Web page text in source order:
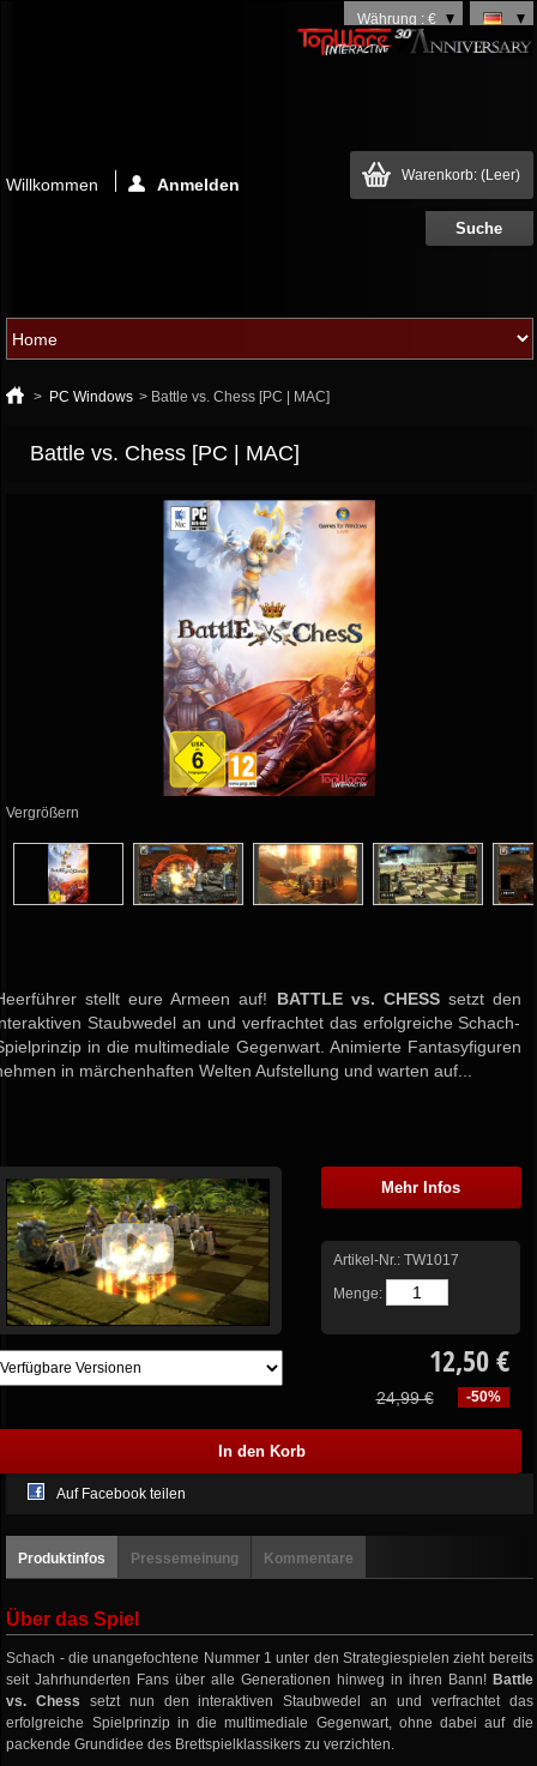
Währung : €
Warenkorb: (Leer)
Willkommen Anmelden
> PC Windows > Battle vs. Chess [PC | MAC]
Battle vs. Chess [PC | MAC]
Vergrößern
stellt eure Armeen auf! BATTLE vs. CHESSsetzt den
Staubwedel an und verfrachtet das erfolgreiche Schach-
in die multimediale Gegenwart. Animierte Fantasyfiguren
in märchenhaften Welten Aufstellung und warten auf...
Mehr Infos
Artikel-Nr.: TW1017
Menge:
12,50 €
-50%
24,99 €
Auf Facebook teilen
Produktinfos Pressemeinung Kommentare
Über das Spiel
Schach - die unangefochtene Nummer 1 unter den Strategiespielen zieht bereits
seit Jahrhunderten Fans über alle Generationen hinweg in ihren Bann! Battle
vs. Chess setzt nun den interaktiven Staubwedel an und verfrachtet das
erfolgreiche Spielprinzip in die multimediale Gegenwart, ohne dabei auf die
packende Grundidee des Brettspielklassikers zu verzichten.